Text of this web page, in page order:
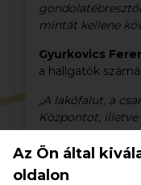
mintát kellene
Gyurkovics
a hallgatók
„A lakófalut, a
Központot, illetve
eszközparkot
Az Ön által
oldalon